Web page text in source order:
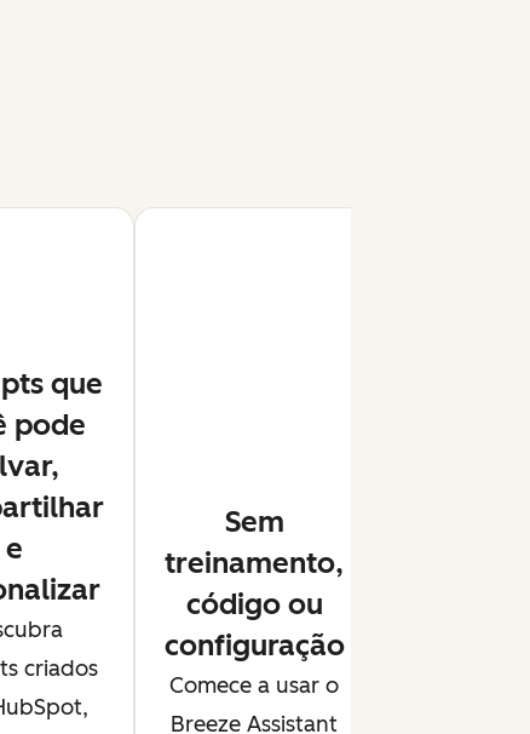
que
pode
e
criados
Sem
treinamento,
código ou
configuração
Comece a usar o
Breeze Assistant